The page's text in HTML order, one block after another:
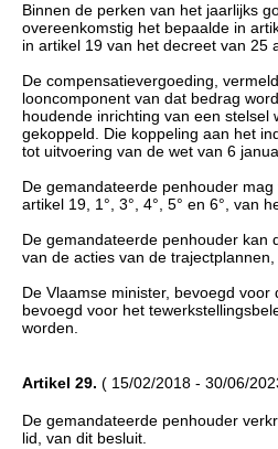
Binnen de perken van het jaarlijks
overeenkomstig het bepaalde in
in artikel 19 van het decreet van 25
De compensatievergoeding,
looncomponent van dat bedrag
houdende inrichting van een
gekoppeld. Die koppeling aan het
tot uitvoering van de wet van 6
De gemandateerde penhouder
artikel 19, 1°, 3°, 4°, 5° en 6°, van
De gemandateerde penhouder kan
van de acties van de
De Vlaamse minister, bevoegd
bevoegd voor het
worden.
Artikel 29. ( 15/02/2018 - 30/06/
De gemandateerde penhouder
lid, van dit besluit.